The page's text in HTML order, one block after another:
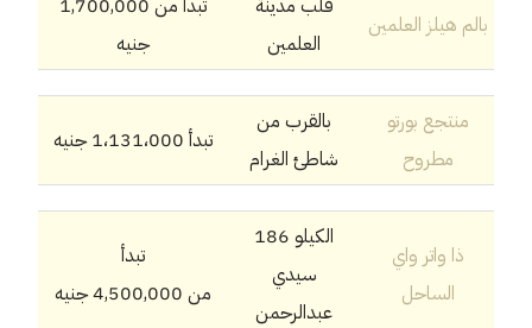
بالم هيلز العلمين
العلمين
جنيه
منتجع بورتو
مطروح
بالقرب من
شاطئ الغرام
تبدأ 1،131،000 جنيه
ذا واتر واي
الساحل
الكيلو 186
سيدي
عبدالرحمن
تبدأ
من 4,500,000جنيه